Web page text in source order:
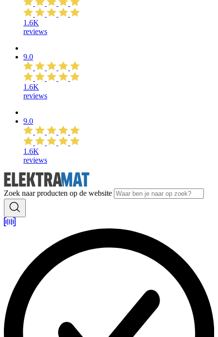
1.6K
reviews
9.0
1.6K
reviews
9.0
1.6K
reviews
Zoek naar producten op de website